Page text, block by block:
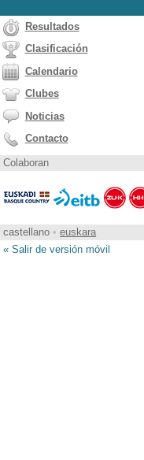
Resultados
Clasificación
Calendario
Clubes
Noticias
Contacto
Colaboran
castellano • euskara
« Salir de versión móvil